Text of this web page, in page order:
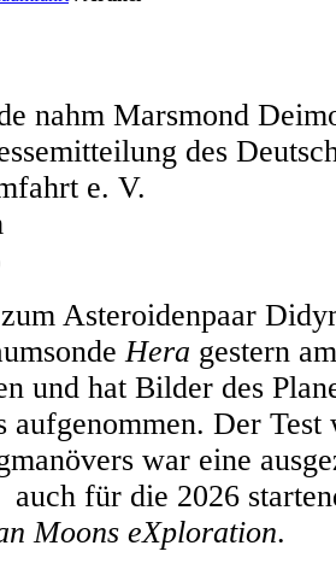
nahm Marsmond
des
e. V.
Asteroidenpaar
Hera gestern
und hat Bilder des
aufgenommen. Der Test
war eine
für die 2026
Moons eXploration.